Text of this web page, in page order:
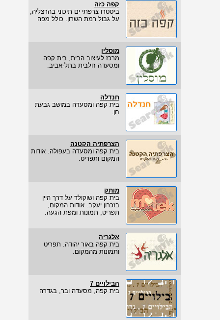
קפה כזה
ביסטרו צרפתי ים-תיכוני בהרצליה,
על גבול רמת השרון. כולל מפה
מוסלין
מרכז לעיצוב הבית, בית קפה
ומסעדה חלבית בתל-אביב.
חנדלה
בית קפה ומסעדה במושב גבעת
חן.
הצרפתיה הקטנה
בית קפה ומסעדה בעפולה. אודות
המקום ותפריט.
מותק
בית קפה ושוקולד על דרך היין
בזכרון יעקב. אודות המקום,
תפריט, תמונות ומפת הגעה.
אלגריה
בית קפה באור יהודה. תפריט
ותמונות מהמקום.
הבילויים 7
בית קפה, מסעדה ובר, בגדרה